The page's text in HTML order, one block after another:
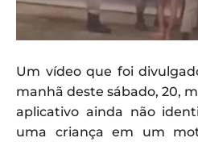
Um vídeo que foi
manhã deste sábado, 20,
aplicativo ainda não
uma criança em um